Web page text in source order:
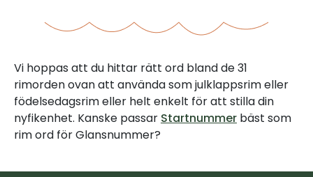
Vi hoppas att du hittar rätt ord bland de 31
rimorden ovan att använda som julklappsrim eller
födelsedagsrim eller helt enkelt för att stilla din
nyfikenhet. Kanske passar Startnummer bäst som
rim ord för Glansnummer?